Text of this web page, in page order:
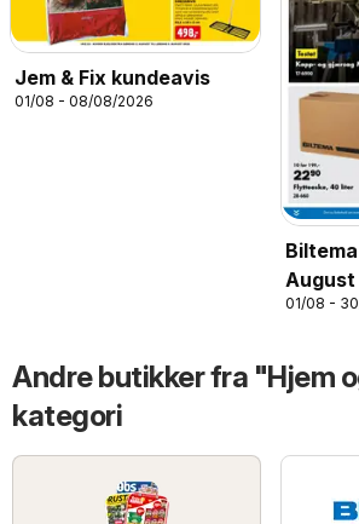
Jem & Fix kundeavis
01/08 - 08/08/2026
01/08 -
Andre butikker fra "Hjem
kategori